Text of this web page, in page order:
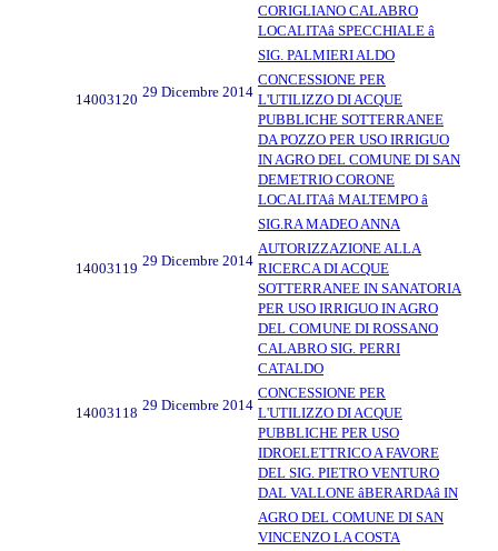
CORIGLIANO CALABRO
LOCALITAâ SPECCHIALE â
SIG. PALMIERI ALDO
14003120 29 Dicembre 2014
CONCESSIONE PER
L'UTILIZZO DI ACQUE
PUBBLICHE SOTTERRANEE
DA POZZO PER USO IRRIGUO
IN AGRO DEL COMUNE DI SAN
DEMETRIO CORONE
LOCALITAâ MALTEMPO â
SIG.RA MADEO ANNA
14003119 29 Dicembre 2014
AUTORIZZAZIONE ALLA
RICERCA DI ACQUE
SOTTERRANEE IN SANATORIA
PER USO IRRIGUO IN AGRO
DEL COMUNE DI ROSSANO
CALABRO SIG. PERRI
CATALDO
14003118 29 Dicembre 2014
CONCESSIONE PER
L'UTILIZZO DI ACQUE
PUBBLICHE PER USO
IDROELETTRICO A FAVORE
DEL SIG. PIETRO VENTURO
DAL VALLONE âBERARDAâ IN
AGRO DEL COMUNE DI SAN
VINCENZO LA COSTA